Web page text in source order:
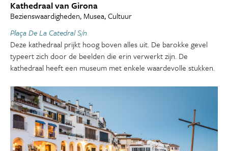
Kathedraal van Girona
Bezienswaardigheden, Musea, Cultuur
Plaça De La Catedral S/n
Deze kathedraal prijkt hoog boven alles uit. De barokke gevel
typeert zich door de beelden die erin verwerkt zijn. De
kathedraal heeft een museum met enkele waardevolle stukken.